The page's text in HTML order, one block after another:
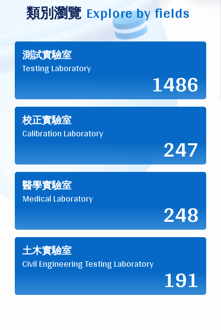
類別瀏覽 Explore by fields
測試實驗室
Testing Laboratory 1486
校正實驗室
Calibration Laboratory 247
醫學實驗室
Medical Laboratory 248
土木實驗室
Civil Engineering Testing Laboratory 191